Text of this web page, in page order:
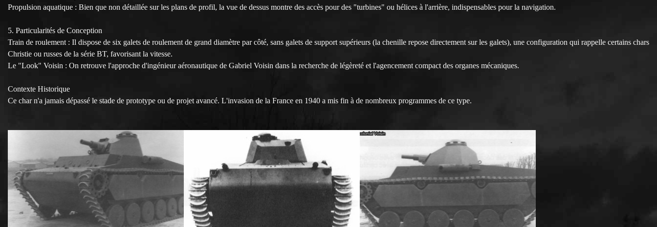
Propulsion aquatique : Bien que non détaillée sur les plans de profil, la vue de dessus montre des accès pour des "turbines" ou hélices à l'arrière, indispensables pour la navigation.
5. Particularités de Conception
Train de roulement : Il dispose de six galets de roulement de grand diamètre par côté, sans galets de support supérieurs (la chenille repose directement sur les galets), une configuration qui rappelle certains chars
Christie ou russes de la série BT, favorisant la vitesse.
Le "Look" Voisin : On retrouve l'approche d'ingénieur aéronautique de Gabriel Voisin dans la recherche de légèreté et l'agencement compact des organes mécaniques.
Contexte Historique
Ce char n'a jamais dépassé le stade de prototype ou de projet avancé. L'invasion de la France en 1940 a mis fin à de nombreux programmes de ce type.